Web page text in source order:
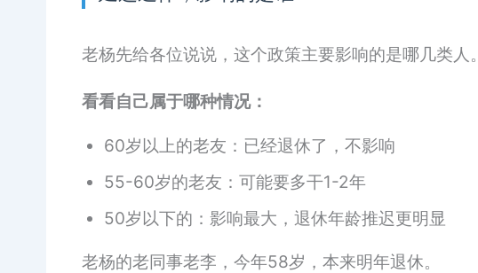
老杨先给各位说说，这个政策主要影响的是哪几类人。
看看自己属于哪种情况：
60岁以上的老友：已经退休了，不影响
55-60岁的老友：可能要多干1-2年
50岁以下的：影响最大，退休年龄推迟更明显
老杨的老同事老李，今年58岁，本来明年退休。